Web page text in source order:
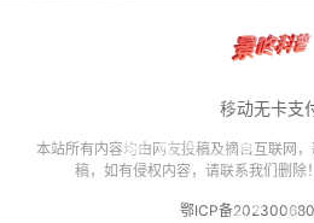
移动无卡支
本站所有内容均由网友投稿及摘自互联网
稿，如有侵权内容，请联系我们删除
鄂ICP备